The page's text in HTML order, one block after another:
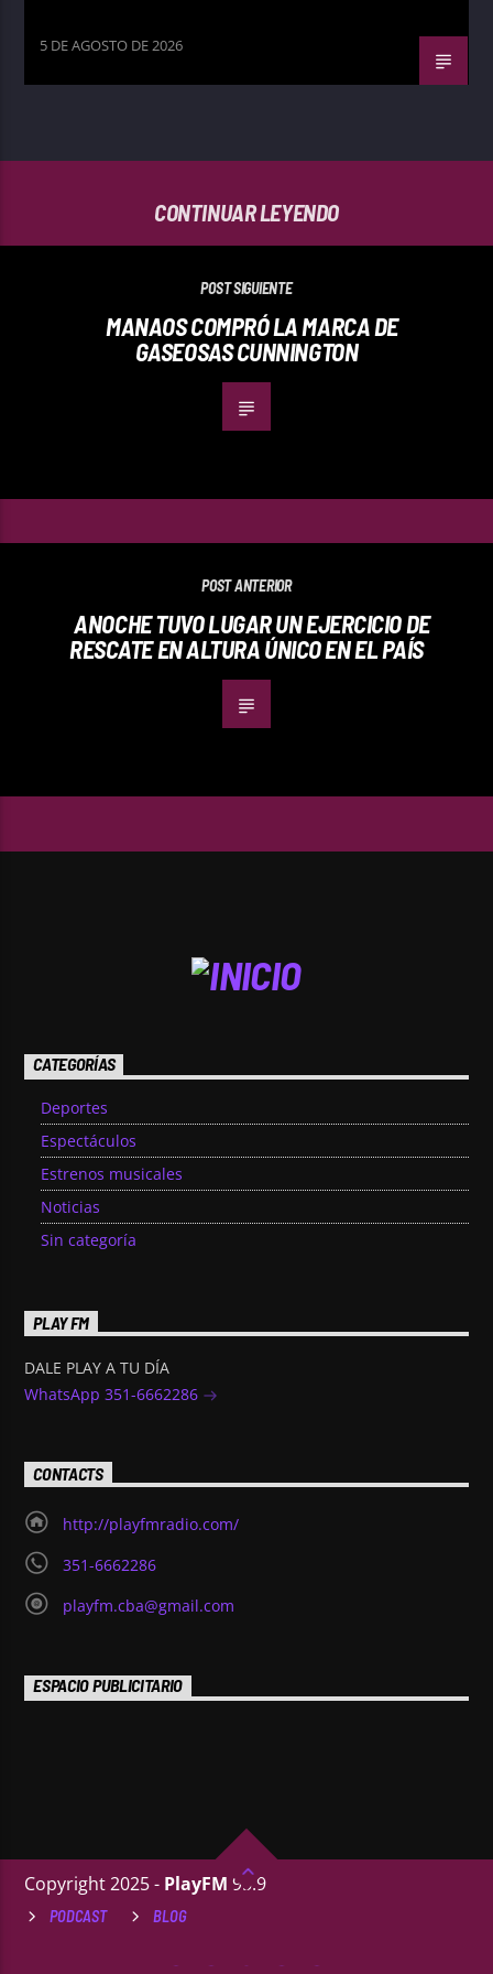
5 DE AGOSTO DE 2026
CONTINUAR LEYENDO
POST SIGUIENTE
MANAOS COMPRÓ LA MARCA DE
GASEOSAS CUNNINGTON
POST ANTERIOR
ANOCHE TUVO LUGAR UN EJERCICIO DE
RESCATE EN ALTURA ÚNICO EN EL PAÍS
CATEGORÍAS
Deportes
Espectáculos
Estrenos musicales
Noticias
Sin categoría
PLAY FM
DALE PLAY A TU DÍA
WhatsApp 351-6662286
CONTACTS
http://playfmradio.com/
351-6662286
playfm.cba@gmail.com
ESPACIO PUBLICITARIO
Copyright 2025 - PlayFM 95.9
PODCAST BLOG